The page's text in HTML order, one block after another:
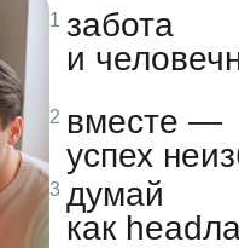
забота
и
вместе —
успех
думай
как